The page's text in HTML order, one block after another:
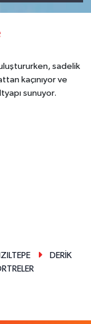
sadelik
kaçınıyor ve
sunuyor.
DERİK